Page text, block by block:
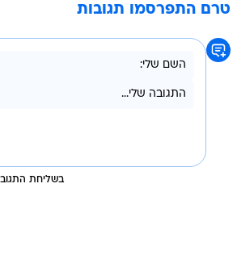
טרם התפרסמו תגובות
בשליחת